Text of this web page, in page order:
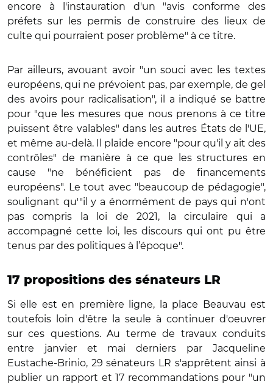
encore à l'instauration d'un "avis conforme des
préfets sur les permis de construire des lieux de
culte qui pourraient poser problème" à ce titre.
Par ailleurs, avouant avoir "un souci avec les textes
européens, qui ne prévoient pas, par exemple, de gel
des avoirs pour radicalisation", il a indiqué se battre
pour "que les mesures que nous prenons à ce titre
puissent être valables" dans les autres États de l'UE,
et même au-delà. Il plaide encore "pour qu'il y ait des
contrôles" de manière à ce que les structures en
cause "ne bénéficient pas de financements
européens". Le tout avec "beaucoup de pédagogie",
soulignant qu'"ily a énormément de pays qui n'ont
pas compris la loi de 2021, la circulaire qui a
accompagné cette loi, les discours qui ont pu être
tenus par des politiques à l’époque".
17 propositions des sénateurs LR
Si elle est en première ligne, la place Beauvau est
toutefois loin d'être la seule à continuer d'oeuvrer
sur ces questions. Au terme de travaux conduits
entre janvier et mai derniers par Jacqueline
Eustache-Brinio, 29 sénateurs LR s'apprêtent ainsi à
publier un rapport et 17 recommandations pour "un